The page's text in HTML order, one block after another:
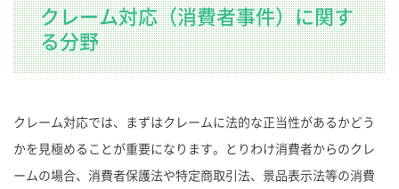
クレーム対応（消費者事件）に関す
る分野
クレーム対応では、まずはクレームに法的な正当性があるかどう
かを見極めることが重要になります。とりわけ消費者からのクレ
ームの場合、消費者保護法や特定商取引法、景品表示法等の消費